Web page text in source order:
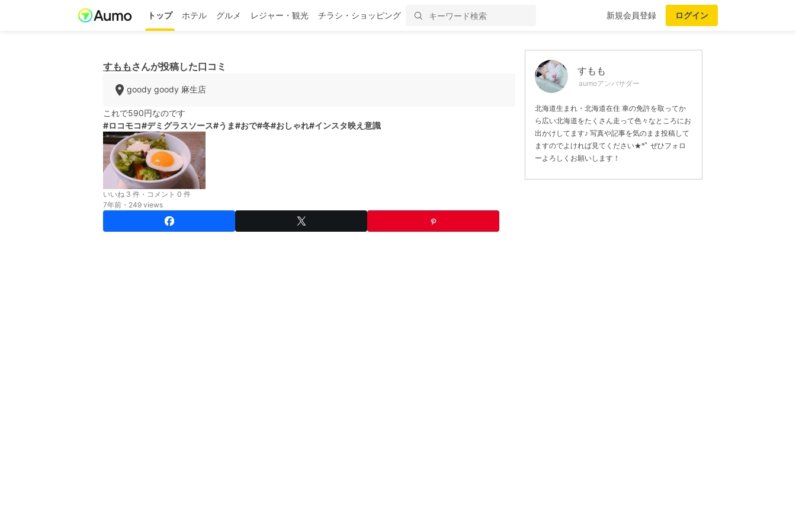
トップ ホテル グルメ レジャー・観光 チラシ・ショッピング 新規会員登録 ログイン
すもも さんが投稿した口コミ
goody goody 麻生店
これで590円なのです
#ロコモコ#デミグラスソース#うま#おで#冬#おしゃれ#インスタ映え意識
いいね 3 件・コメント 0 件
7年前・249 views
すもも
aumoアンバサダー
北海道生まれ・北海道在住 車の免許を取ってか
ら広い北海道をたくさん走って色々なところにお
出かけしてます♪ 写真や記事を気のまま投稿して
ますのでよければ見てください★*ﾟ ぜひフォロ
ーよろしくお願いします！